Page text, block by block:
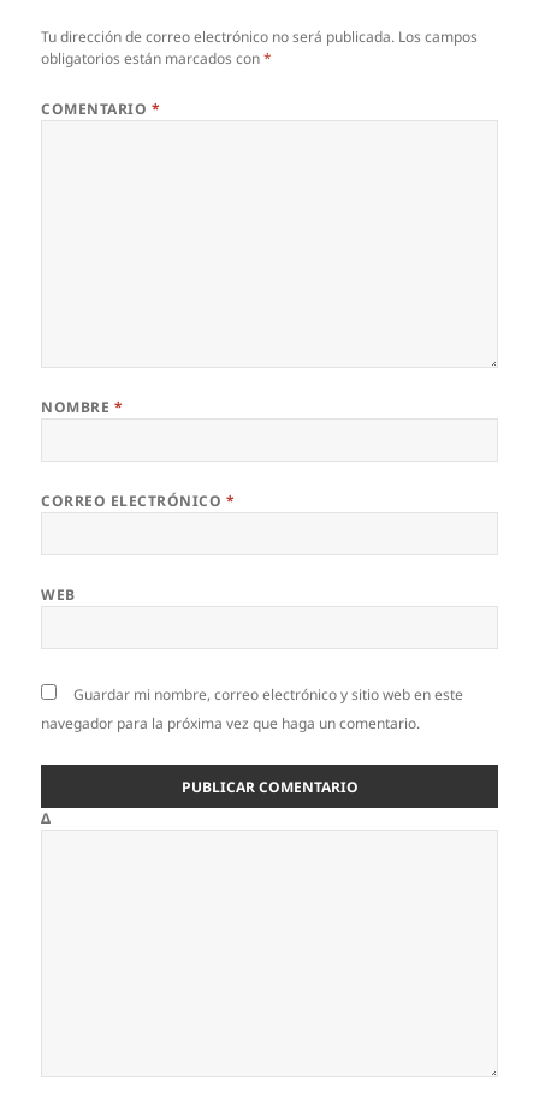
Tu dirección de correo electrónico no será publicada. Los campos
obligatorios están marcados con*
COMENTARIO *
NOMBRE *
CORREO ELECTRÓNICO *
WEB
Guardar mi nombre, correo electrónico y sitio web en este
navegador para la próxima vez que haga un comentario.
Δ